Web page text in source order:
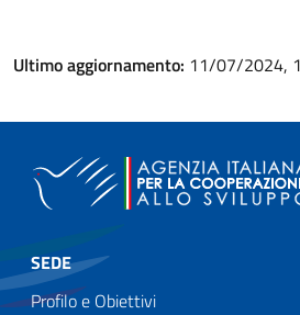
Ultimo aggiornamento: 11/07/2024,
SEDE
Profilo e Obiettivi